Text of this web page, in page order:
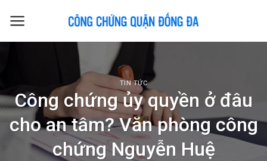
TIN TỨC
Công chứng ủy quyền ở đâu
cho an tâm? Văn phòng công
chứng Nguyễn Huệ